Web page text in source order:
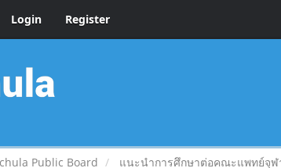
Login Register
Public Board แนะนำการศึกษาต่อคณะแพทย์จุฬ